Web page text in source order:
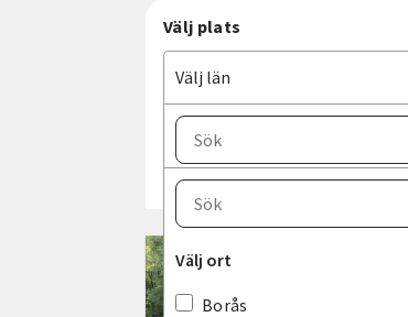
Välj plats
Välj län
Välj län
Välj ort
Välj ort
Borås